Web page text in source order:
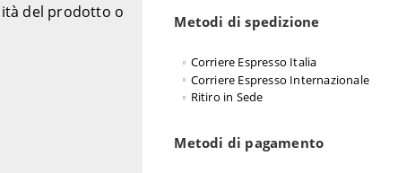
del prodotto o
Metodi di spedizione
Corriere Espresso Italia
Corriere Espresso Internazionale
Ritiro in Sede
Metodi di pagamento